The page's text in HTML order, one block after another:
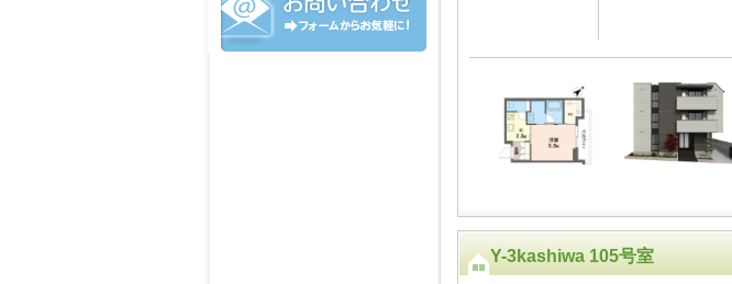
Y-3kashiwa 105号室